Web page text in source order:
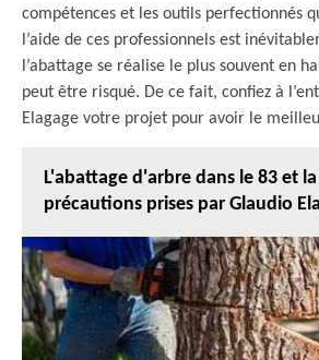
compétences et les outils perfectionnés
l’aide de ces professionnels est
l’abattage se réalise le plus souvent en
peut être risqué. De ce fait, confiez à
Elagage votre projet pour avoir le
L'abattage d'arbre dans le 83 et
précautions prises par Glaudio